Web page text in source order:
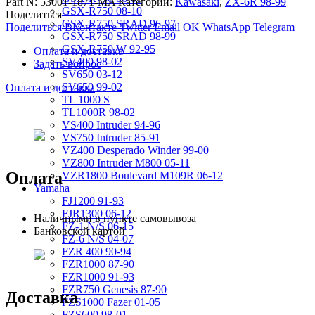
GSX-R750 08-10
GSX-R750 SRAD 96-97
GSX-R750 SRAD 98-99
GSX-R750 W 92-95
SV400 98-02
SV650 03-12
SV650 99-02
TL 1000 S
TL1000R 98-02
VS400 Intruder 94-96
VS750 Intruder 85-91
VZ400 Desperado Winder 99-00
VZ800 Intruder M800 05-11
VZR1800 Boulevard M109R 06-12
Yamaha
FJ1200 91-93
FJR1300 06-12
FZ-1 N/S 06-15
FZ-6 N/S 04-07
FZR 400 90-94
FZR1000 87-90
FZR1000 91-93
FZR750 Genesis 87-90
FZS1000 Fazer 01-05
Поделиться
Поделиться ВКонтакте Twitter Email OK WhatsApp Telegram
Оплата и доставка
Задать вопрос
Оплата и доставка
Оплата
Наличными в пункте самовывоза
Банковской картой
Доставка